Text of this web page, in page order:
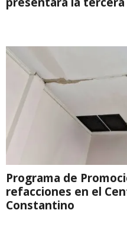
Programa de
refacciones en el
Constantino